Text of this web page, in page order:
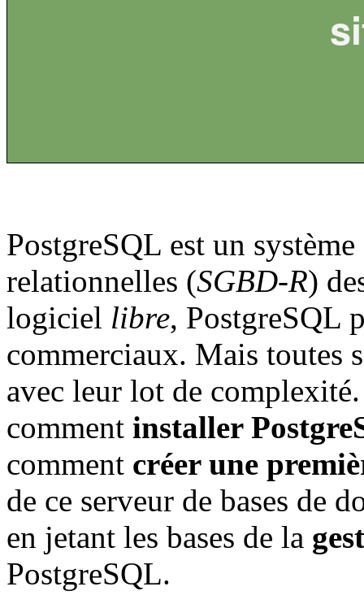
PostgreSQL est un
relationnelles (SGBD-R)
logiciel libre, PostgreSQL
commerciaux. Mais toutes
avec leur lot de
comment installer
comment créer une
de ce serveur de bases de
en jetant les bases de la
PostgreSQL.